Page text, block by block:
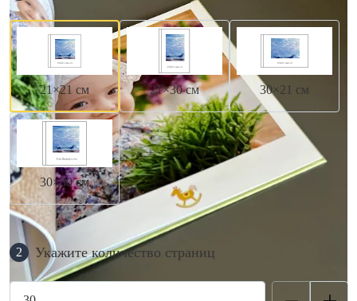
21×21 см 21×30 см 30×21 см
30×30 см
2 Укажите количество страниц